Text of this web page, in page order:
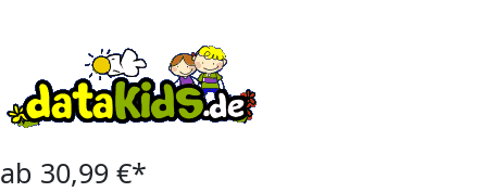
ab 30,99 €*